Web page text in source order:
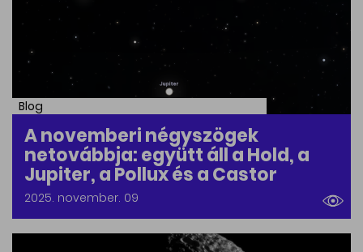
Blog
A novemberi négyszögek
netovábbja: együtt áll a Hold, a
Jupiter, a Pollux és a Castor
2025. november. 09